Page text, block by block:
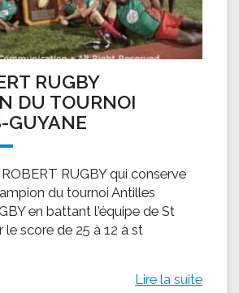
RUGBY
DU TOURNOI
GUYANE
ROBERT RUGBY qui conserve
du tournoi Antilles
en battant l'équipe de St
le score de 25 à 12 à st
Lire la suite